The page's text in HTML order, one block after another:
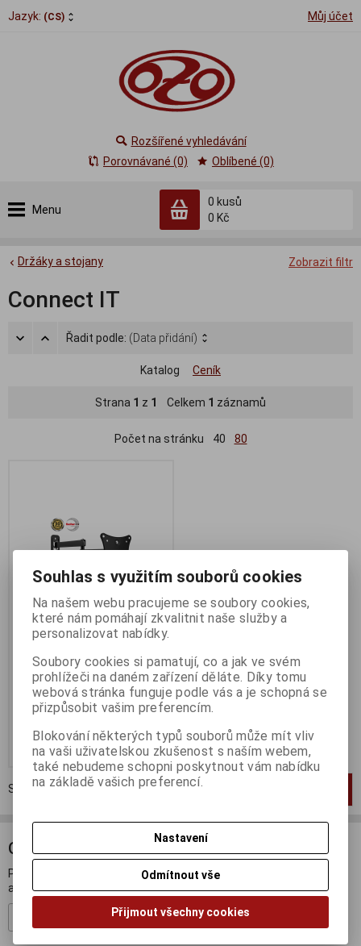
Jazyk: (CS) Můj účet
Menu
0 kusů
0 Kč
Rozšířené vyhledávání
Porovnávané (0)
Oblíbené (0)
Zobrazit filtr
Držáky a stojany
Connect IT
Řadit podle: (Data přidání)
Katalog Ceník
Strana 1 z 1 Celkem 1 záznamů
Počet na stránku 40 80
CONNECT IT nástěnný držák
na obrazovky 10-27" ČERNÝ
Termín dodání (dny):1
424 Kč
Koupit
Strana 1z1Celkem1záznamů
ODBĚR NOVINEK
Přihlašte se k odběru novinek a buďte informováni o novinkách,
akcích a soutěžích.
Souhlas s využitím souborů cookies
Na našem webu pracujeme se soubory cookies,
které nám pomáhají zkvalitnit naše služby a
personalizovat nabídky.
Soubory cookies si pamatují, co a jak ve svém
prohlížeči na daném zařízení děláte. Díky tomu
webová stránka funguje podle vás a je schopná se
přizpůsobit vašim preferencím.
Blokování některých typů souborů může mít vliv
na vaši uživatelskou zkušenost s naším webem,
také nebudeme schopni poskytnout vám nabídku
na základě vašich preferencí.
Nastavení
Odmítnout vše
Přijmout všechny cookies